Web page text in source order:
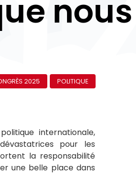
nous
2025 POLITIQUE
internationale,
pour les
la responsabilité
une belle place dans